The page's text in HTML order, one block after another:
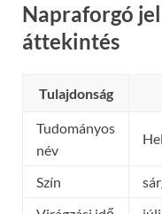
Napraforgó
áttekintés
Tulajdonság
Tudományos
név
Szín